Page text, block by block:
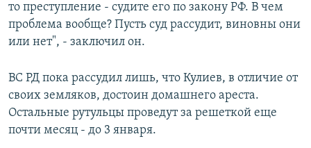
то преступление - судите его по закону РФ. В чем
проблема вообще? Пусть суд рассудит, виновны они
или нет", - заключил он.
ВС РД пока рассудил лишь, что Кулиев, в отличие от
своих земляков, достоин домашнего ареста.
Остальные рутульцы проведут за решеткой еще
почти месяц - до 3 января.